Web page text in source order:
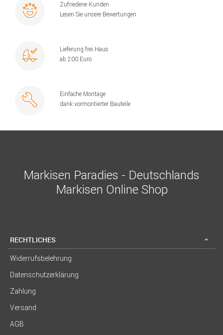
Zufriedene Kunden
Lesen Sie unsere Bewertungen
Lieferung frei Haus
ab 200 Euro
Einfache Montage
dank vormontierter Bauteile
Markisen Paradies - Deutschlands
Markisen Online Shop
RECHTLICHES
Widerrufsbelehrung
Datenschutzerklärung
Zahlung
Versand
AGB